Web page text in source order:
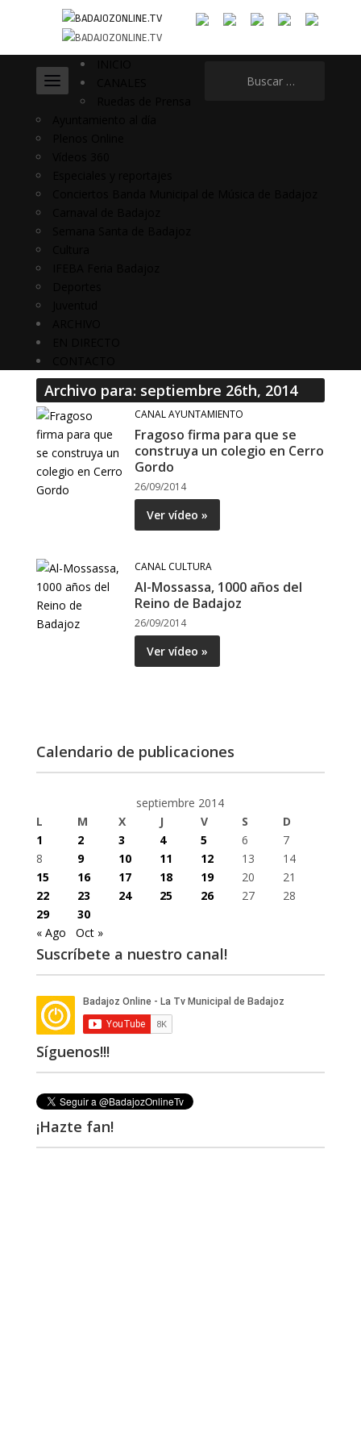
Archivo para: septiembre 26th, 2014
CANAL AYUNTAMIENTO
Fragoso firma para que se
construya un colegio en Cerro
Gordo
26/09/2014
Ver vídeo »
CANAL CULTURA
Al-Mossassa, 1000 años del
Reino de Badajoz
26/09/2014
Ver vídeo »
Calendario de publicaciones
septiembre 2014
L
M X J V S
D
1
2 3 4 5 6
7
8
9 10 11 12 13
14
15
16 17 18 19 20
21
22
23 24 25 26 27
28
29
30
« Ago
Oct »
Suscríbete a nuestro canal!
Síguenos!!!
¡Hazte fan!